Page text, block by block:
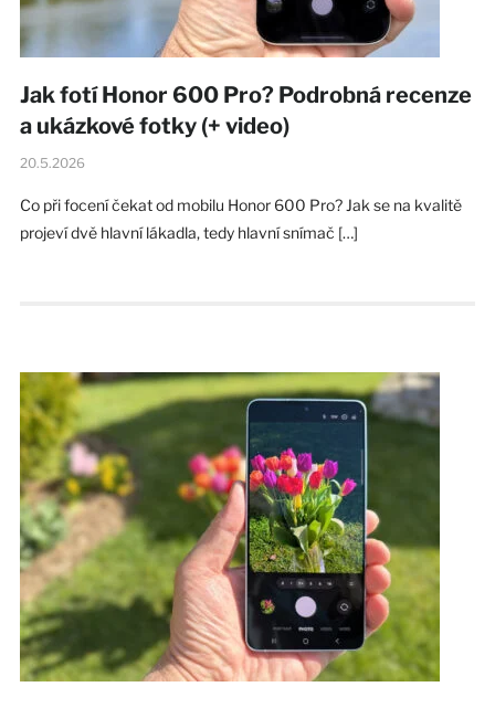
Jak fotí Honor 600 Pro? Podrobná recenze
a ukázkové fotky (+ video)
20.5.2026
Co při focení čekat od mobilu Honor 600 Pro? Jak se na kvalitě
projeví dvě hlavní lákadla, tedy hlavní snímač […]